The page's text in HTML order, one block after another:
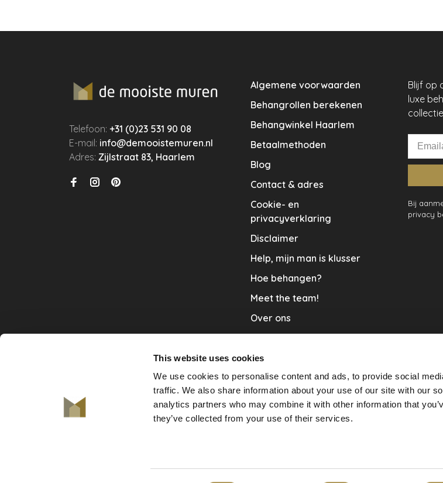
This website uses cookies
We use cookies to personalise content and ads, to provide social
traffic. We also share information about your use of our site with our
analytics partners who may combine it with other information that
they’ve collected from your use of their services.
Telefoon:+31 (0)23 531 90 08
E-mail: info@demooistemuren.nl
Adres:Zijlstraat 83, Haarlem
Algemene voorwaarden
Behangrollen berekenen
Behangwinkel Haarlem
Betaalmethoden
Blog
Contact & adres
Cookie- en
privacyverklaring
Disclaimer
Help, mijn man is klusser
Hoe behangen?
Meet the team!
Over ons
Traplopers en vloerkleden
Vacature
Verzending & Retour
Blijf op
luxe
Bij
privacy